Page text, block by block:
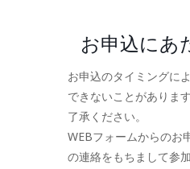
お申込にあ
お申込のタイミングに
できないことがありま
了承ください。
WEBフォームからのお
の連絡をもちまして参